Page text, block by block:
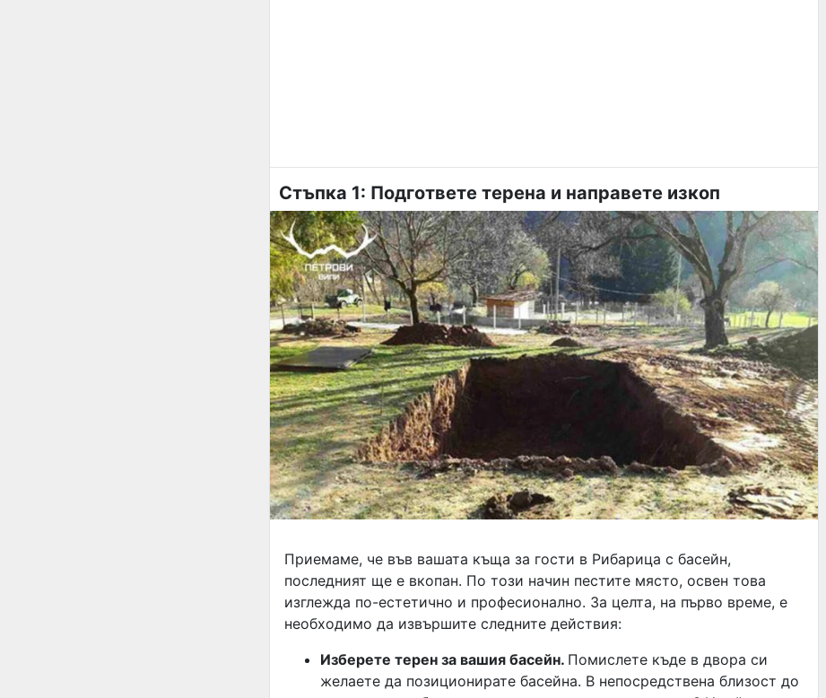
Стъпка 1: Подгответе терена и направете изкоп
Приемаме, че във вашата къща за гости в Рибарица с басейн,
последният ще е вкопан. По този начин пестите място, освен това
изглежда по-естетично и професионално. За целта, на първо време, е
необходимо да извършите следните действия:
Изберете терен за вашия басейн. Помислете къде в двора си
желаете да позиционирате басейна. В непосредствена близост до